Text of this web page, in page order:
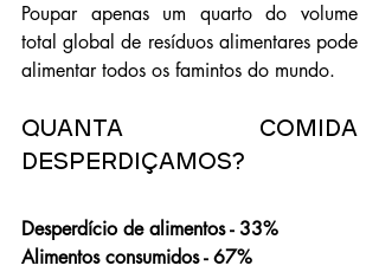
Poupar apenas um quarto do volume
total global de resíduos alimentares pode
alimentar todos os famintos do mundo.
Quanta comida
desperdiçamos?
Desperdício de alimentos - 33%
Alimentos consumidos - 67%